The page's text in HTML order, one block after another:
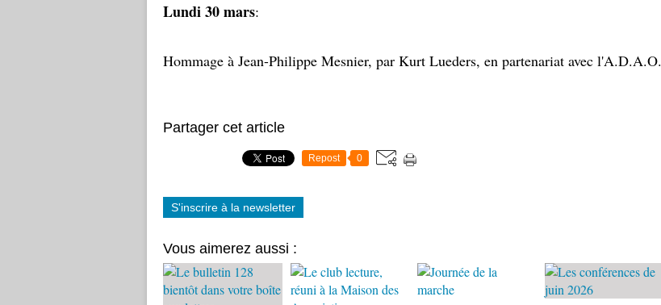
Lundi 30 mars:
Hommage à Jean-Philippe Mesnier, par Kurt Lueders, en partenariat avec l'A.D.A.O.
Partager cet article
Repost 0
S'inscrire à la newsletter
Vous aimerez aussi :